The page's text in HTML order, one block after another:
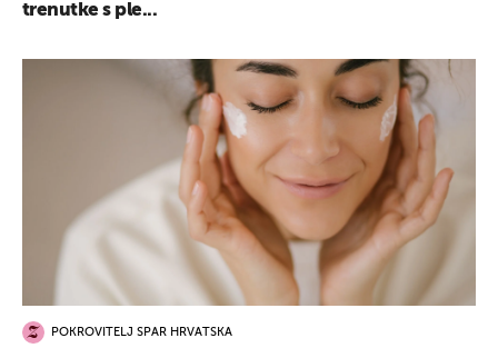
trenutke s ple...
POKROVITELJ SPAR HRVATSKA